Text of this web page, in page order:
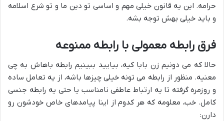
حرامه. این یه قانون خیلی مهم و اساسی تو دین ما و تو شرع اسلامه
و باید خیلی بهش توجه بشه.
فرق رابطه معمولی با رابطه ممنوعه
حالا که می دونیم زن بابا کیه، بیایید ببینیم رابطه باهاش به چی
معنیه. منظور از رابطه می تونه خیلی چیزها باشه، از یه تعامل ساده
و روزمره گرفته تا یه ارتباط عاطفی نامناسب یا حتی یه رابطه جنسی
کامل. خب، معلومه که هر کدوم از اینا پیامدهای خاص خودشون رو
دارن: